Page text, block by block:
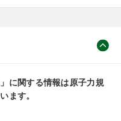
に関する情報は原子力規
ます。